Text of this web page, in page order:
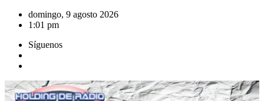
Saltar
domingo, 9 agosto 2026
1:01 pm
Síguenos